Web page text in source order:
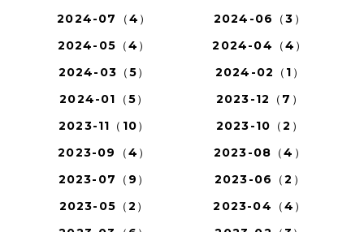
2024-07（4）
2024-06（3）
2024-05（4）
2024-04（4）
2024-03（5）
2024-02（1）
2024-01（5）
2023-12（7）
2023-11（10）
2023-10（2）
2023-09（4）
2023-08（4）
2023-07（9）
2023-06（2）
2023-05（2）
2023-04（4）